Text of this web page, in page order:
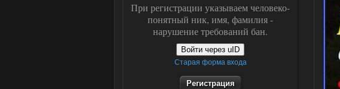
При регистрации указываем человеко-
понятный ник, имя, фамилия -
нарушение требований бан.
Войти через uID
Старая форма входа
Регистрация